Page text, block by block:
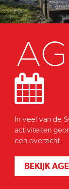
In veel van de
activiteiten
een overzicht.
BEKIJK